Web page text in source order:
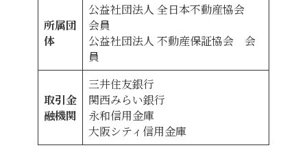
所属団
体
公益社団法人 全日本不動産協会
会員
公益社団法人 不動産保証協会 会
員
取引金
融機関
三井住友銀行
関西みらい銀行
永和信用金庫
大阪シティ信用金庫